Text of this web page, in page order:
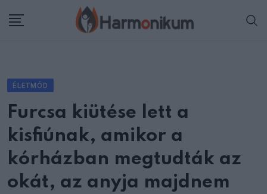
ÉLETMÓD
Furcsa kiütése lett a
kisfiúnak, amikor a
kórházban megtudták az
okát, az anyja majdnem